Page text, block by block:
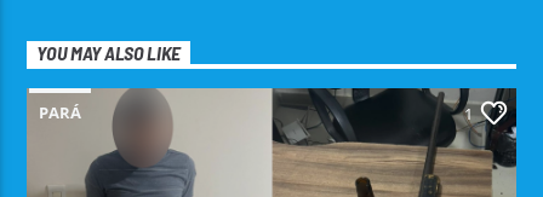
YOU MAY ALSO LIKE
PARÁ 1